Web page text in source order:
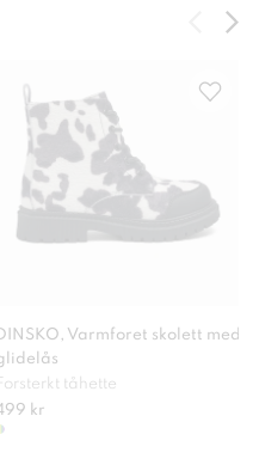
DINSKO, Varmforet skolett med
Forsterkt tåhette
kr